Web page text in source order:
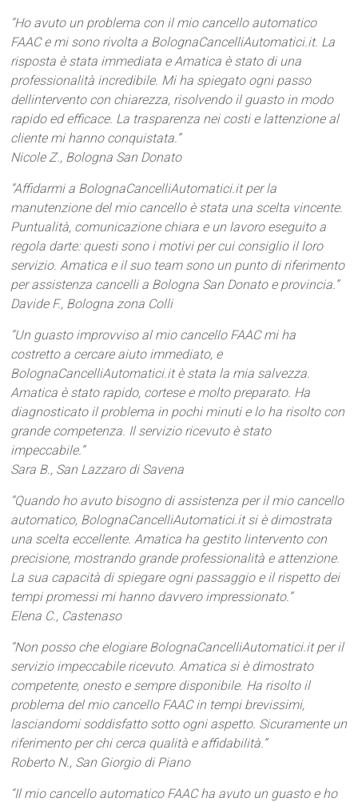
“Ho avuto un problema con il mio cancello automatico
FAAC e mi sono rivolta a BolognaCancelliAutomatici.it. La
risposta è stata immediata e Amatica è stato di una
professionalità incredibile. Mi ha spiegato ogni passo
dellintervento con chiarezza, risolvendo il guasto in modo
rapido ed efficace. La trasparenza nei costi e lattenzione al
cliente mi hanno conquistata.”
Nicole Z., Bologna San Donato
“Affidarmi a BolognaCancelliAutomatici.it per la
manutenzione del mio cancello è stata una scelta vincente.
Puntualità, comunicazione chiara e un lavoro eseguito a
regola darte: questi sono i motivi per cui consiglio il loro
servizio. Amatica e il suo team sono un punto di riferimento
per assistenza cancelli a Bologna San Donato e provincia.”
Davide F., Bologna zona Colli
“Un guasto improvviso al mio cancello FAAC mi ha
costretto a cercare aiuto immediato, e
BolognaCancelliAutomatici.it è stata la mia salvezza.
Amatica è stato rapido, cortese e molto preparato. Ha
diagnosticato il problema in pochi minuti e lo ha risolto con
grande competenza. Il servizio ricevuto è stato
impeccabile.”
Sara B., San Lazzaro di Savena
“Quando ho avuto bisogno di assistenza per il mio cancello
automatico, BolognaCancelliAutomatici.it si è dimostrata
una scelta eccellente. Amatica ha gestito lintervento con
precisione, mostrando grande professionalità e attenzione.
La sua capacità di spiegare ogni passaggio e il rispetto dei
tempi promessi mi hanno davvero impressionato.”
Elena C., Castenaso
“Non posso che elogiare BolognaCancelliAutomatici.it per il
servizio impeccabile ricevuto. Amatica si è dimostrato
competente, onesto e sempre disponibile. Ha risolto il
problema del mio cancello FAAC in tempi brevissimi,
lasciandomi soddisfatto sotto ogni aspetto. Sicuramente un
riferimento per chi cerca qualità e affidabilità.”
Roberto N., San Giorgio di Piano
“Il mio cancello automatico FAAC ha avuto un guasto e ho